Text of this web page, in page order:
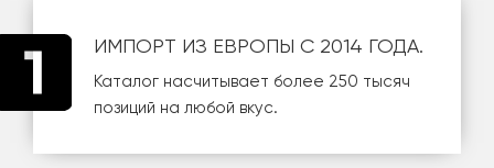
ИМПОРТ ИЗ ЕВРОПЫ С 2014 ГОДА.
Каталог насчитывает более 250 тысяч
позиций на любой вкус.